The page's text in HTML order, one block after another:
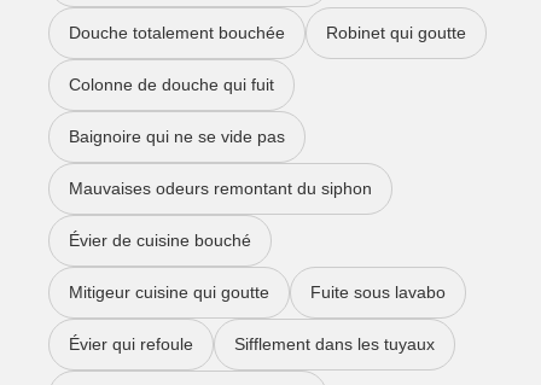
Douche totalement bouchée Robinet qui goutte
Colonne de douche qui fuit
Baignoire qui ne se vide pas
Mauvaises odeurs remontant du siphon
Évier de cuisine bouché
Mitigeur cuisine qui goutte Fuite sous lavabo
Évier qui refoule Sifflement dans les tuyaux